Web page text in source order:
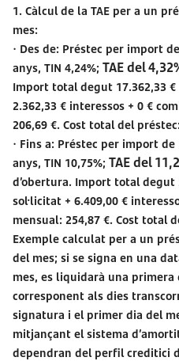
1. Càlcul de la TAE per a un
mes:
· Des de: Préstec per import
anys, TIN 4,24%; TAE del
Import total degut 17.362,33
2.362,33 € interessos + 0 €
206,69 €. Cost total del
· Fins a: Préstec per import
anys, TIN 10,75%; TAE del
d’obertura. Import total degut
sol·licitat + 6.409,00 €
mensual: 254,87 €. Cost total
Exemple calculat per a un
del mes; si se signa en una
mes, es liquidarà una primera
corresponent als dies
signatura i el primer dia del
mitjançant el sistema
dependran del perfil creditici